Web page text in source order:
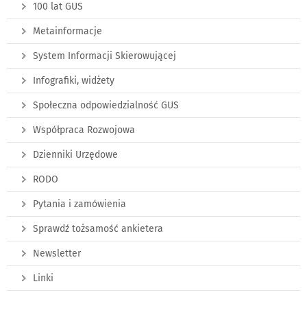
100 lat GUS
Metainformacje
System Informacji Skierowującej
Infografiki, widżety
Społeczna odpowiedzialność GUS
Współpraca Rozwojowa
Dzienniki Urzędowe
RODO
Pytania i zamówienia
Sprawdź tożsamość ankietera
Newsletter
Linki